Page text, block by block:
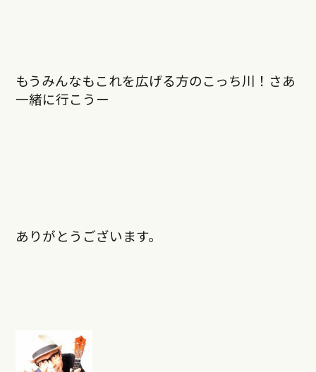
もうみんなもこれを広げる方のこっち川！さあ
一緒に行こうー
ありがとうございます。